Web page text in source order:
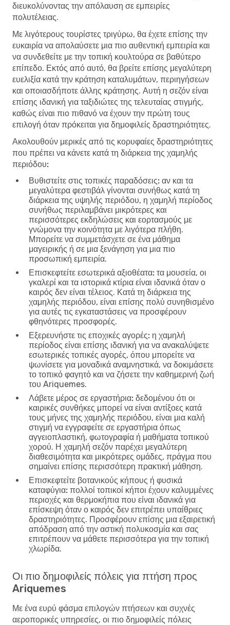
διευκολύνοντας την απόλαυση σε εμπειρίες
πολυτέλειας.
Με λιγότερους τουρίστες τριγύρω, θα έχετε επίσης την
ευκαιρία να απολαύσετε μια πιο αυθεντική εμπειρία και
να συνδεθείτε με την τοπική κουλτούρα σε βαθύτερο
επίπεδο. Εκτός από αυτό, θα βρείτε επίσης μεγαλύτερη
ευελιξία κατά την κράτηση καταλυμάτων, περιηγήσεων
και οποιασδήποτε άλλης κράτησης. Αυτή η σεζόν είναι
επίσης ιδανική για ταξιδιώτες της τελευταίας στιγμής,
καθώς είναι πιο πιθανό να έχουν την πρώτη τους
επιλογή όταν πρόκειται για δημοφιλείς δραστηριότητες.
Ακολουθούν μερικές από τις κορυφαίες δραστηριότητες
που πρέπει να κάνετε κατά τη διάρκεια της χαμηλής
περιόδου:
Βυθιστείτε στις τοπικές παραδόσεις: αν και τα
μεγαλύτερα φεστιβάλ γίνονται συνήθως κατά τη
διάρκεια της υψηλής περιόδου, η χαμηλή περίοδος
συνήθως περιλαμβάνει μικρότερες και
περισσότερες εκδηλώσεις και εορτασμούς με
γνώμονα την κοινότητα με λιγότερα πλήθη.
Μπορείτε να συμμετάσχετε σε ένα μάθημα
μαγειρικής ή σε μια ξενάγηση για μια πιο
προσωπική εμπειρία.
Επισκεφτείτε εσωτερικά αξιοθέατα: τα μουσεία, οι
γκαλερί και τα ιστορικά κτίρια είναι ιδανικά όταν ο
καιρός δεν είναι τέλειος. Κατά τη διάρκεια της
χαμηλής περιόδου, είναι επίσης πολύ συνηθισμένο
για αυτές τις εγκαταστάσεις να προσφέρουν
φθηνότερες προσφορές.
Εξερευνήστε τις εποχικές αγορές: η χαμηλή
περίοδος είναι επίσης ιδανική για να ανακαλύψετε
εσωτερικές τοπικές αγορές, όπου μπορείτε να
ψωνίσετε για μοναδικά αναμνηστικά, να δοκιμάσετε
το τοπικό φαγητό και να ζήσετε την καθημερινή ζωή
του Ariquemes.
Λάβετε μέρος σε εργαστήρια: δεδομένου ότι οι
καιρικές συνθήκες μπορεί να είναι αντίξοες κατά
τους μήνες της χαμηλής περιόδου, είναι μια καλή
στιγμή να εγγραφείτε σε εργαστήρια όπως
αγγειοπλαστική, φωτογραφία ή μαθήματα τοπικού
χορού. Η χαμηλή σεζόν παρέχει μεγαλύτερη
διαθεσιμότητα και μικρότερες ομάδες, πράγμα που
σημαίνει επίσης περισσότερη πρακτική μάθηση.
Επισκεφτείτε βοτανικούς κήπους ή φυσικά
καταφύγια: πολλοί τοπικοί κήποι έχουν καλυμμένες
περιοχές και θερμοκήπια που είναι ιδανικά για
επίσκεψη όταν ο καιρός δεν επιτρέπει υπαίθριες
δραστηριότητες. Προσφέρουν επίσης μια εξαιρετική
απόδραση από την αστική πολυκοσμία και σας
επιτρέπουν να μάθετε περισσότερα για την τοπική
χλωρίδα.
Οι πιο δημοφιλείς πόλεις για πτήση προς
Ariquemes
Με ένα ευρύ φάσμα επιλογών πτήσεων και συχνές
αεροπορικές υπηρεσίες, οι πιο δημοφιλείς πόλεις